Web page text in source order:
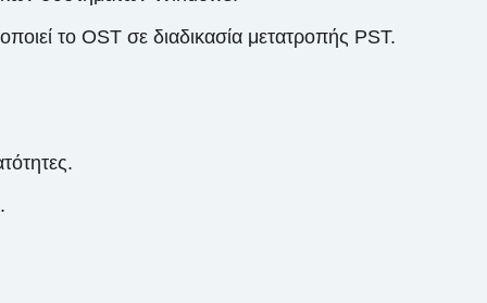
το OST σε διαδικασία μετατροπής PST.